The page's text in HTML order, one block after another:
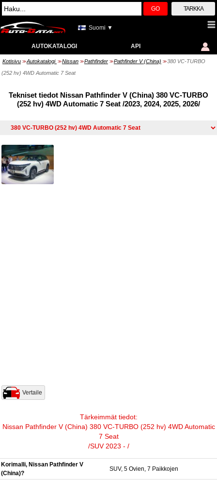
GO TARKKA
Suomi ▼
AUTOKATALOGI API
Kotisivu >> Autokatalogi >> Nissan >> Pathfinder >> Pathfinder V (China) >> 380 VC-TURBO
(252 hv) 4WD Automatic 7 Seat
Tekniset tiedot Nissan Pathfinder V (China) 380 VC-TURBO
(252 hv) 4WD Automatic 7 Seat /2023, 2024, 2025, 2026/
Vertaile
Tärkeimmät tiedot:
Nissan Pathfinder V (China) 380 VC-TURBO (252 hv) 4WD Automatic
7 Seat
/SUV 2023 - /
Korimalli, Nissan Pathfinder V
(China)?
SUV, 5 Ovien, 7 Paikkojen